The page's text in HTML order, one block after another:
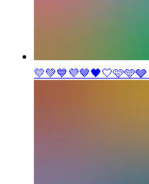
💛💚💙💜🤎🖤🤍🩷🩵🩶